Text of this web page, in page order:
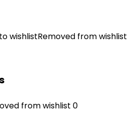
wishlistRemoved from wishlist
from wishlist 0